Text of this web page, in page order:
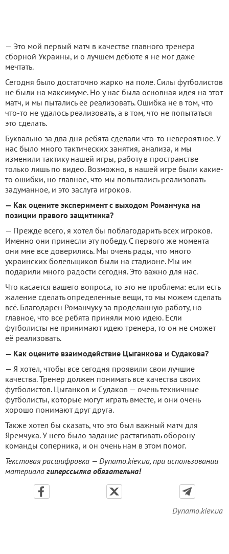
— Это мой первый матч в качестве главного тренера
сборной Украины, и о лучшем дебюте я не мог даже
мечтать.
Сегодня было достаточно жарко на поле. Силы футболистов
не были на максимуме. Но у нас была основная идея на этот
матч, и мы пытались ее реализовать. Ошибка не в том, что
что-то не удалось реализовать, а в том, что не попытаться
это сделать.
Буквально за два дня ребята сделали что-то невероятное. У
нас было много тактических занятия, анализа, и мы
изменили тактику нашей игры, работу в пространстве
только лишь по видео. Возможно, в нашей игре были какие-
то ошибки, но главное, что мы попытались реализовать
задуманное, и это заслуга игроков.
— Как оцените эксперимент с выходом Романчука на
позиции правого защитника?
— Прежде всего, я хотел бы поблагодарить всех игроков.
Именно они принесли эту победу. С первого же момента
они мне все доверились. Мы очень рады, что много
украинских болельщиков были на стадионе. Мы им
подарили много радости сегодня. Это важно для нас.
Что касается вашего вопроса, то это не проблема: если есть
жаление сделать определенные вещи, то мы можем сделать
всё. Благодарен Романчуку за проделанную работу, но
главное, что все ребята приняли мою идею. Если
футболисты не принимают идею тренера, то он не сможет
её реализовать.
— Как оцените взаимодействие Цыганкова и Судакова?
— Я хотел, чтобы все сегодня проявили свои лучшие
качества. Тренер должен понимать все качества своих
футболистов. Цыганков и Судаков — очень техничные
футболисты, которые могут играть вместе, и они очень
хорошо понимают друг друга.
Также хотел бы сказать, что это был важный матч для
Яремчука. У него было задание растягивать оборону
команды соперника, и он очень нам в этом помог.
Текстовая расшифровка — Dynamo.kiev.ua, при использовании
материала гиперссылка обязательна!
Dynamo.kiev.ua